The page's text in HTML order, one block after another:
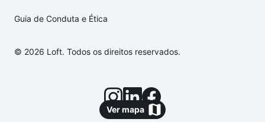
Ver mapa
Guia de Conduta e Ética
© 2026 Loft. Todos os direitos reservados.